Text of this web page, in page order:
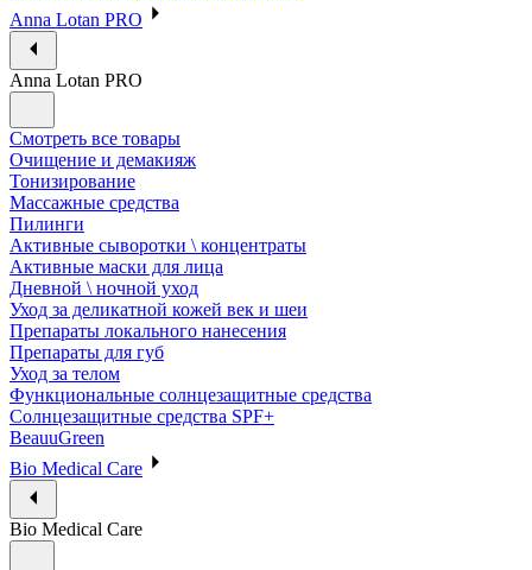
Anna Lotan PRO
Anna Lotan PRO
Смотреть все товары
Очищение и демакияж
Тонизирование
Массажные средства
Пилинги
Активные сыворотки \ концентраты
Активные маски для лица
Дневной \ ночной уход
Уход за деликатной кожей век и шеи
Препараты локального нанесения
Препараты для губ
Уход за телом
Функциональные солнцезащитные средства
Солнцезащитные средства SPF+
BeauuGreen
Bio Medical Care
Bio Medical Care